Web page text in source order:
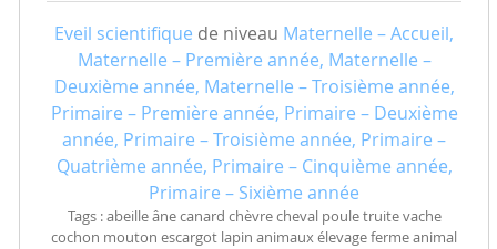
Eveil scientifique de niveau Maternelle – Accueil,
Maternelle – Première année, Maternelle –
Deuxième année, Maternelle – Troisième année,
Primaire – Première année, Primaire – Deuxième
année, Primaire – Troisième année, Primaire –
Quatrième année, Primaire – Cinquième année,
Primaire – Sixième année
Tags : abeille âne canard chèvre cheval poule truite vache
cochon mouton escargot lapin animaux élevage ferme animal